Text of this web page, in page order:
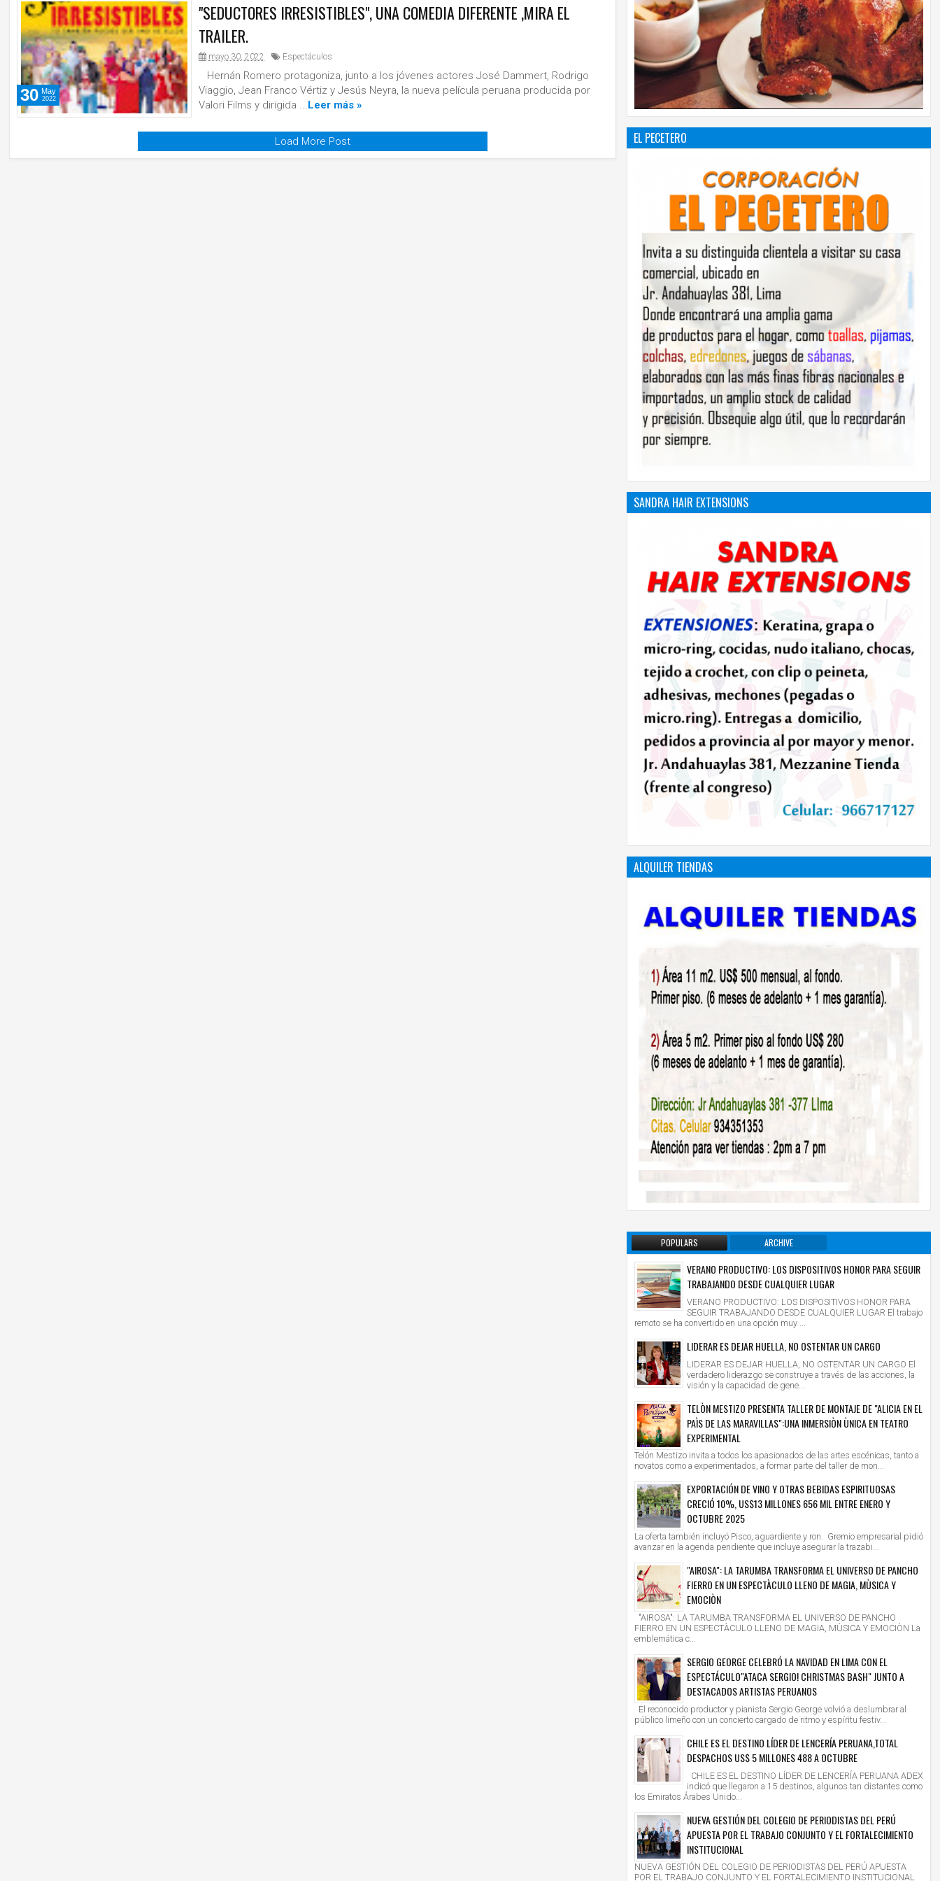
"SEDUCTORES IRRESISTIBLES", UNA COMEDIA DIFERENTE ,MIRA EL
TRAILER.
mayo 30, 2022 Espectáculos
Hernán Romero protagoniza, junto a los jóvenes actores José Dammert, Rodrigo
Viaggio, Jean Franco Vértiz y Jesús Neyra, la nueva película peruana producida por
Valori Films y dirigida ...Leer más »
30 May
2022
Load More Post EL PECETERO
SANDRA HAIR EXTENSIONS
ALQUILER TIENDAS
POPULARS ARCHIVE
VERANO PRODUCTIVO: LOS DISPOSITIVOS HONOR PARA SEGUIR
TRABAJANDO DESDE CUALQUIER LUGAR
VERANO PRODUCTIVO: LOS DISPOSITIVOS HONOR PARA
SEGUIR TRABAJANDO DESDE CUALQUIER LUGAR El trabajo
remoto se ha convertido en una opción muy ...
LIDERAR ES DEJAR HUELLA, NO OSTENTAR UN CARGO
LIDERAR ES DEJAR HUELLA, NO OSTENTAR UN CARGO El
verdadero liderazgo se construye a través de las acciones, la
visión y la capacidad de gene...
TELÒN MESTIZO PRESENTA TALLER DE MONTAJE DE "ALICIA EN EL
PAÌS DE LAS MARAVILLAS":UNA INMERSIÒN ÙNICA EN TEATRO
EXPERIMENTAL
Telón Mestizo invita a todos los apasionados de las artes escénicas, tanto a
novatos como a experimentados, a formar parte del taller de mon...
EXPORTACIÓN DE VINO Y OTRAS BEBIDAS ESPIRITUOSAS
CRECIÓ 10%, US$13 MILLONES 656 MIL ENTRE ENERO Y
OCTUBRE 2025
La oferta también incluyó Pisco, aguardiente y ron. Gremio empresarial pidió
avanzar en la agenda pendiente que incluye asegurar la trazabi...
"AIROSA": LA TARUMBA TRANSFORMA EL UNIVERSO DE PANCHO
FIERRO EN UN ESPECTÀCULO LLENO DE MAGIA, MÙSICA Y
EMOCIÒN
"AIROSA": LA TARUMBA TRANSFORMA EL UNIVERSO DE PANCHO
FIERRO EN UN ESPECTÀCULO LLENO DE MAGIA, MÙSICA Y EMOCIÒN La
emblemática c...
SERGIO GEORGE CELEBRÓ LA NAVIDAD EN LIMA CON EL
ESPECTÁCULO"ATACA SERGIO! CHRISTMAS BASH" JUNTO A
DESTACADOS ARTISTAS PERUANOS
El reconocido productor y pianista Sergio George volvió a deslumbrar al
público limeño con un concierto cargado de ritmo y espíritu festiv...
CHILE ES EL DESTINO LÍDER DE LENCERÍA PERUANA,TOTAL
DESPACHOS US$ 5 MILLONES 488 A OCTUBRE
CHILE ES EL DESTINO LÍDER DE LENCERÍA PERUANA ADEX
indicó que llegaron a 15 destinos, algunos tan distantes como
los Emiratos Árabes Unido...
NUEVA GESTIÓN DEL COLEGIO DE PERIODISTAS DEL PERÚ
APUESTA POR EL TRABAJO CONJUNTO Y EL FORTALECIMIENTO
INSTITUCIONAL
NUEVA GESTIÓN DEL COLEGIO DE PERIODISTAS DEL PERÚ APUESTA
POR EL TRABAJO CONJUNTO Y EL FORTALECIMIENTO INSTITUCIONAL